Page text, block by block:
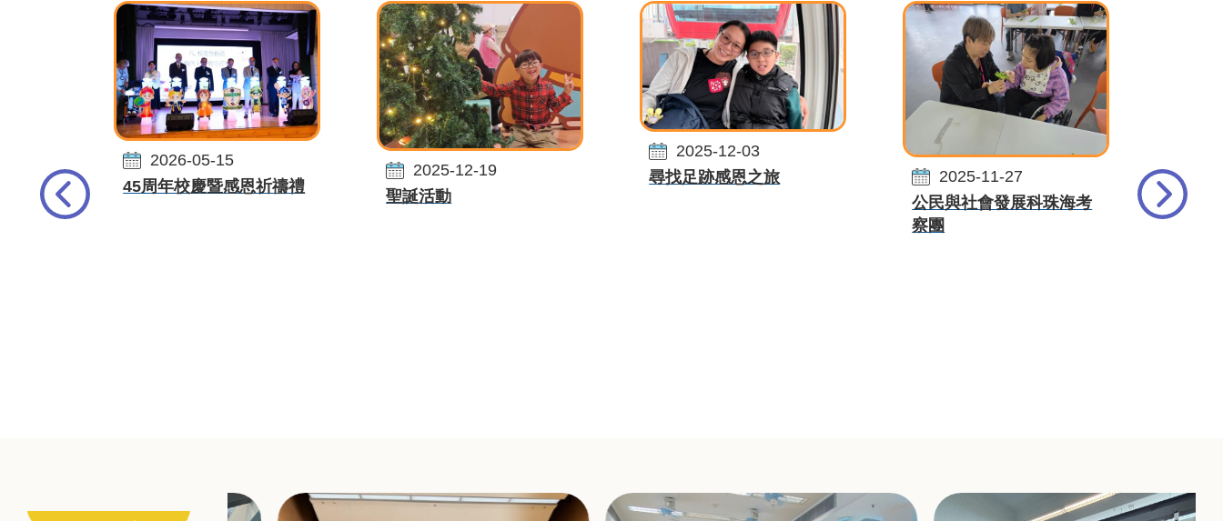
2026-05-15
45周年校慶暨感恩祈禱禮
2025-12-19
聖誕活動
2025-12-03
尋找足跡感恩之旅
2025-11-27
公民與社會發展科珠海考
察團
全校